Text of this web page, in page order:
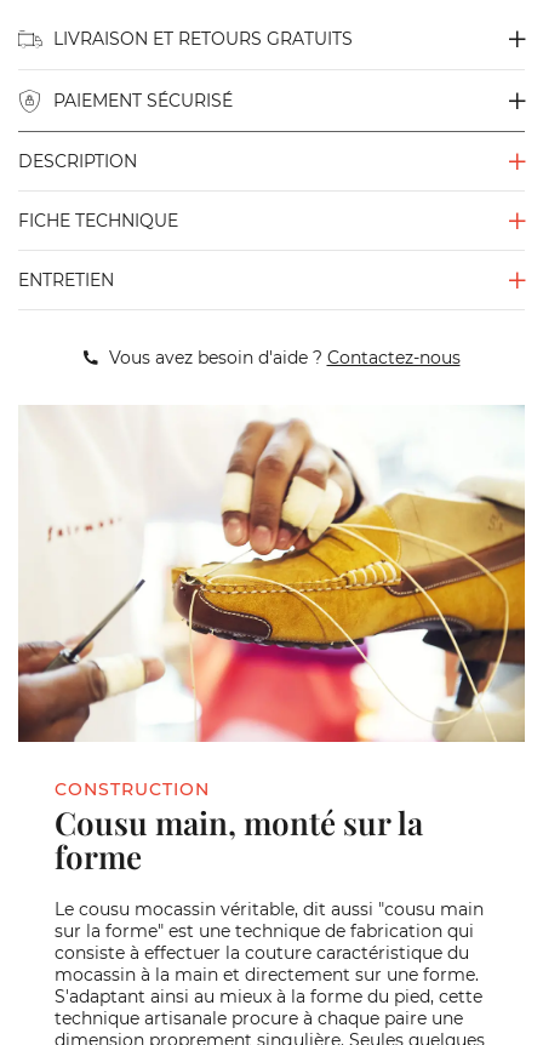
LIVRAISON ET RETOURS GRATUITS
PAIEMENT SÉCURISÉ
DESCRIPTION
FICHE TECHNIQUE
ENTRETIEN
Vous avez besoin d'aide ? Contactez-nous
CONSTRUCTION
Cousu main, monté sur la
forme
Le cousu mocassin véritable, dit aussi "cousu main
sur la forme" est une technique de fabrication qui
consiste à effectuer la couture caractéristique du
mocassin à la main et directement sur une forme.
S'adaptant ainsi au mieux à la forme du pied, cette
technique artisanale procure à chaque paire une
dimension proprement singulière. Seules quelques